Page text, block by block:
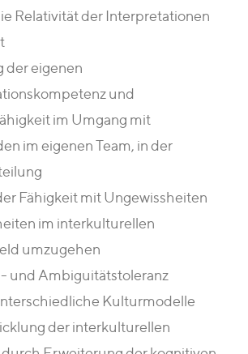
Relativität der Interpretationen
der eigenen
und
im Umgang mit
im eigenen Team, in der
Fähigkeit mit Ungewissheiten
im interkulturellen
umzugehen
und Ambiguitätstoleranz
Kulturmodelle
der interkulturellen